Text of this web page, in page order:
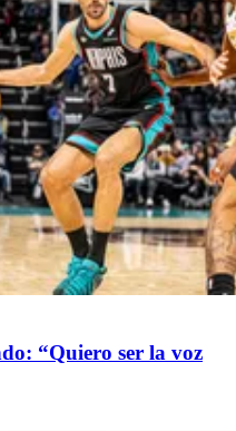
“Quiero ser la voz